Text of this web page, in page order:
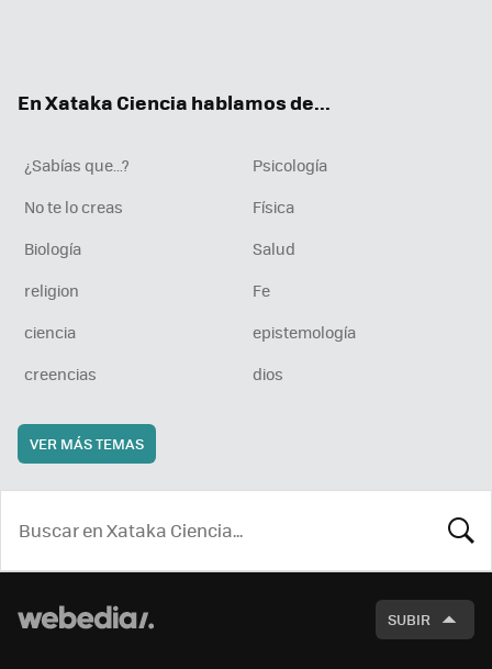
En Xataka Ciencia hablamos de...
¿Sabías que...?
Psicología
No te lo creas
Física
Biología
Salud
religion
Fe
ciencia
epistemología
creencias
dios
VER MÁS TEMAS
SUBIR